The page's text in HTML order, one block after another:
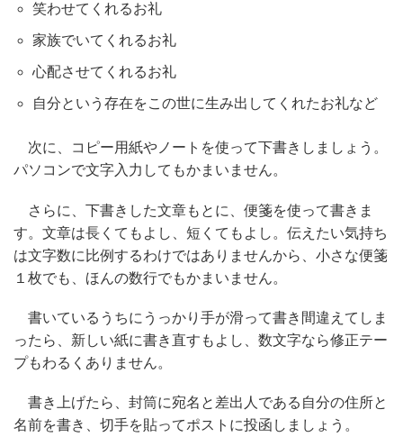
笑わせてくれるお礼
家族でいてくれるお礼
心配させてくれるお礼
自分という存在をこの世に生み出してくれたお礼など
次に、コピー用紙やノートを使って下書きしましょう。
パソコンで文字入力してもかまいません。
さらに、下書きした文章もとに、便箋を使って書きま
す。文章は長くてもよし、短くてもよし。伝えたい気持ち
は文字数に比例するわけではありませんから、小さな便箋
１枚でも、ほんの数行でもかまいません。
書いているうちにうっかり手が滑って書き間違えてしま
ったら、新しい紙に書き直すもよし、数文字なら修正テー
プもわるくありません。
書き上げたら、封筒に宛名と差出人である自分の住所と
名前を書き、切手を貼ってポストに投函しましょう。